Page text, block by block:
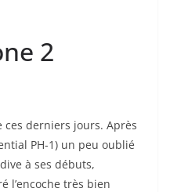
2
ces derniers jours. Après
PH-1) un peu oublié
à ses débuts,
l’encoche très bien